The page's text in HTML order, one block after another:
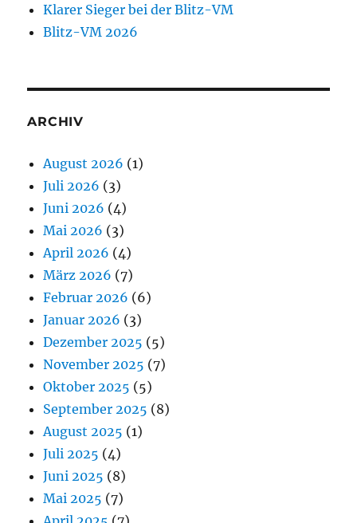
Klarer Sieger bei der Blitz-VM
Blitz-VM 2026
ARCHIV
August 2026 (1)
Juli 2026 (3)
Juni 2026 (4)
Mai 2026 (3)
April 2026 (4)
März 2026 (7)
Februar 2026 (6)
Januar 2026 (3)
Dezember 2025 (5)
November 2025 (7)
Oktober 2025 (5)
September 2025 (8)
August 2025 (1)
Juli 2025 (4)
Juni 2025 (8)
Mai 2025 (7)